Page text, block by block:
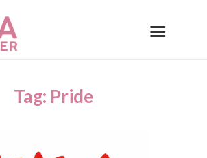
Tag: Pride